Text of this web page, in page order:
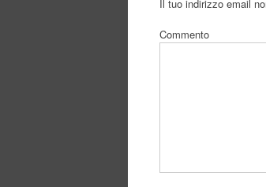
Il tuo indirizzo email
Commento